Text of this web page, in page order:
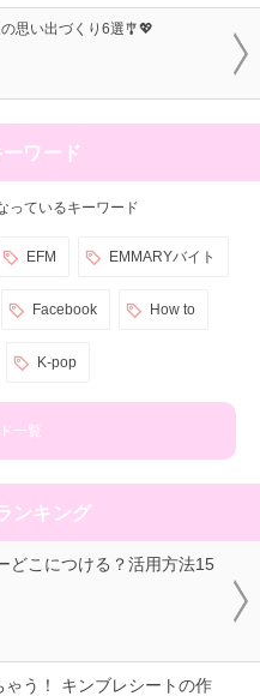
思い出づくり6選🎐💖
ワード
っているキーワード
EFM EMMARYバイト
Facebook How to
K-pop
一覧
ンキング
どこにつける？活用方法15
う！ キンブレシートの作